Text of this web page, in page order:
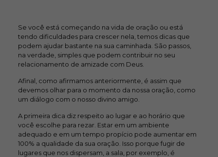
Se você está começando na vida de oração ou está
tendo dificuldades para crescer nela, temos dicas que
podem ajudar bastante na sua caminhada. São passos,
na verdade, simples que podem contribuir no seu
relacionamento de amizade com Deus.
Afinal, como afirmamos anteriormente, é assim que
devemos olhar para o momento da nossa oração, como
um diálogo com o nosso divino amigo.
A primeira dica diz respeito ao lugar e ao horário que
você escolhe para rezar. Estar em um ambiente
adequado e em um tempo propício pode aumentar em
100% a qualidade da sua oração. Isso porque fugir de
lugares que nos dispersam, a sala, por exemplo, é